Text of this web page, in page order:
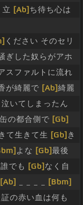
[Ab] ち待ち心は
ください そのセリ
ぎした奴らがアホ
スファルトに流れ
が綺麗で [Ab]綺麗
いてしまったん
缶の都合側で [Gb]
て生きて生 [Gb] き
よな [Gb]最後
でも [Gb] なく自
[Ab]
[Bbm]
の赤い血は何も